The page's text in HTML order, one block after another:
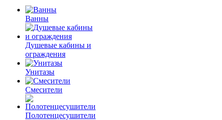
Ванны
Душевые кабины и
ограждения
Унитазы
Смесители
Полотенцесушители